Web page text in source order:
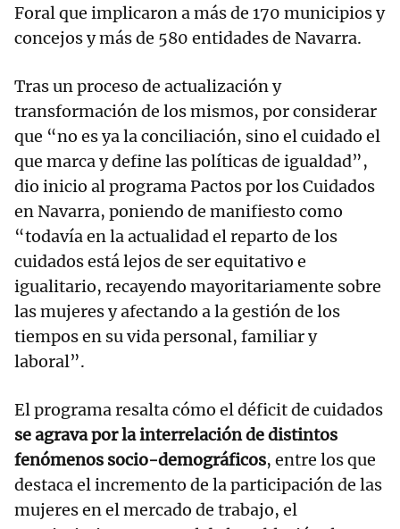
Foral que implicaron a más de 170 municipios y
concejos y más de 580 entidades de Navarra.
Tras un proceso de actualización y
transformación de los mismos, por considerar
que “no es ya la conciliación, sino el cuidado el
que marca y define las políticas de igualdad”,
dio inicio al programa Pactos por los Cuidados
en Navarra, poniendo de manifiesto como
“todavía en la actualidad el reparto de los
cuidados está lejos de ser equitativo e
igualitario, recayendo mayoritariamente sobre
las mujeres y afectando a la gestión de los
tiempos en su vida personal, familiar y
laboral”.
El programa resalta cómo el déficit de cuidados
se agrava por la interrelación de distintos
fenómenos socio-demográficos, entre los que
destaca el incremento de la participación de las
mujeres en el mercado de trabajo, el